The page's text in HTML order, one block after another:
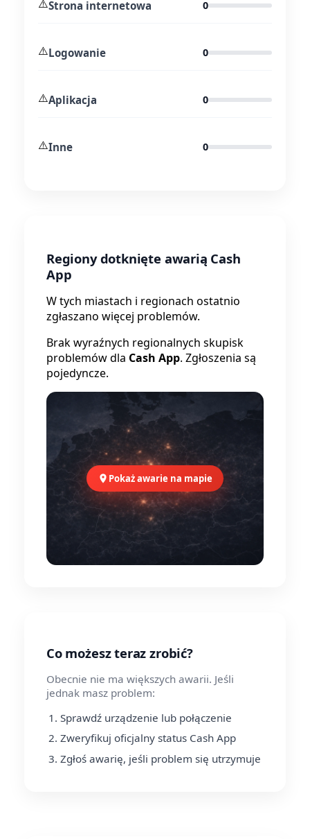
⚠️Strona internetowa 0
⚠️Logowanie 0
⚠️Aplikacja 0
⚠️Inne 0
Regiony dotknięte awarią Cash
App
W tych miastach i regionach ostatnio
zgłaszano więcej problemów.
Brak wyraźnych regionalnych skupisk
problemów dla Cash App. Zgłoszenia są
pojedyncze.
Pokaż awarie na mapie
Co możesz teraz zrobić?
Obecnie nie ma większych awarii. Jeśli
jednak masz problem:
Sprawdź urządzenie lub połączenie
Zweryfikuj oficjalny status Cash App
Zgłoś awarię, jeśli problem się utrzymuje